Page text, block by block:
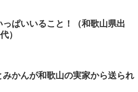
っぱいいること！（和歌山県出
）
みかんが和歌山の実家から送られ